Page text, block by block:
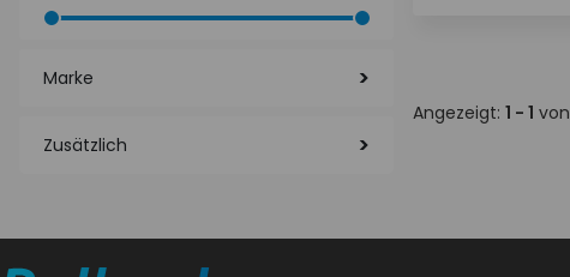
Marke
Zusätzlich
Angezeigt: 1 - 1 von